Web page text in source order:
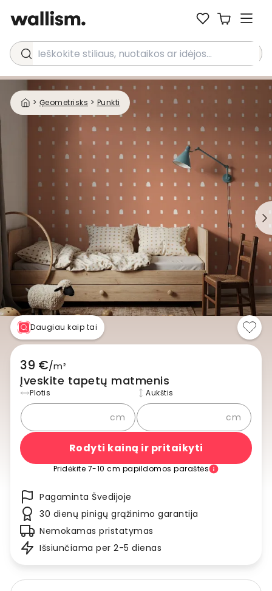
Ieškokite stiliaus, nuotaikos ar idėjos...
> Ģeometrisks > Punkti
Daugiau kaip tai
39 €/m²
Įveskite tapetų matmenis
Plotis
cm
Aukštis
cm
Rodyti kainą ir pritaikyti
Pridėkite 7-10 cm papildomos paraštės
Pagaminta Švedijoje
30 dienų pinigų grąžinimo garantija
Nemokamas pristatymas
Išsiunčiama per 2-5 dienas